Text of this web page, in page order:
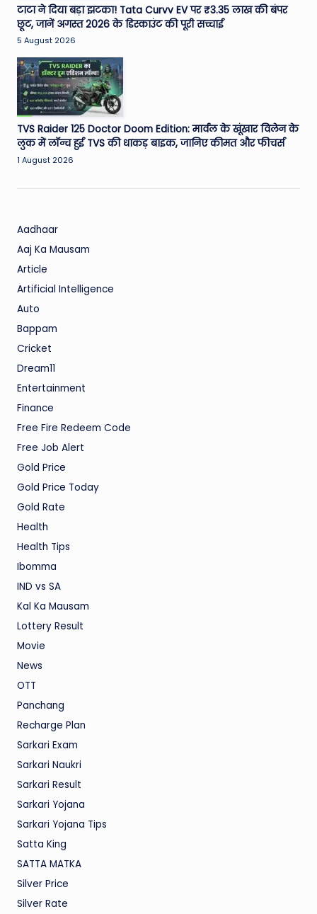
टाटा ने दिया बड़ा झटका! Tata Curvv EV पर ₹3.35 लाख की बंपर
छूट, जानें अगस्त 2026 के डिस्काउंट की पूरी सच्चाई
5 August 2026
TVS Raider 125 Doctor Doom Edition: मार्वल के खूंखार विलेन के
लुक में लॉन्च हुई TVS की धाकड़ बाइक, जानिए कीमत और फीचर्स
1 August 2026
Aadhaar
Aaj Ka Mausam
Article
Artificial Intelligence
Auto
Bappam
Cricket
Dream11
Entertainment
Finance
Free Fire Redeem Code
Free Job Alert
Gold Price
Gold Price Today
Gold Rate
Health
Health Tips
Ibomma
IND vs SA
Kal Ka Mausam
Lottery Result
Movie
News
OTT
Panchang
Recharge Plan
Sarkari Exam
Sarkari Naukri
Sarkari Result
Sarkari Yojana
Sarkari Yojana Tips
Satta King
SATTA MATKA
Silver Price
Silver Rate